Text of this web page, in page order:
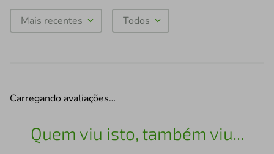
Mais recentes Todos
Carregando avaliações…
Quem viu isto, também viu...